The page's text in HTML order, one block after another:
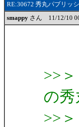
RE:30672 秀丸パブリッ
smappy さん 11/12/10
>>
の
>>